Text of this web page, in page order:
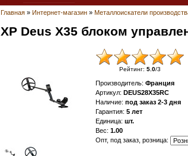
Главная » Интернет-магазин » Металлоискатели
XP Deus X35 блоком
Рейтинг: 5.0/3
Производитель: Франция
Артикул: DEUS28X35RC
Наличие: под заказ 2-3 дня
Гарантия: 5 лет
Единица: шт.
Вес: 1.00
Опт, под заказ, розница: